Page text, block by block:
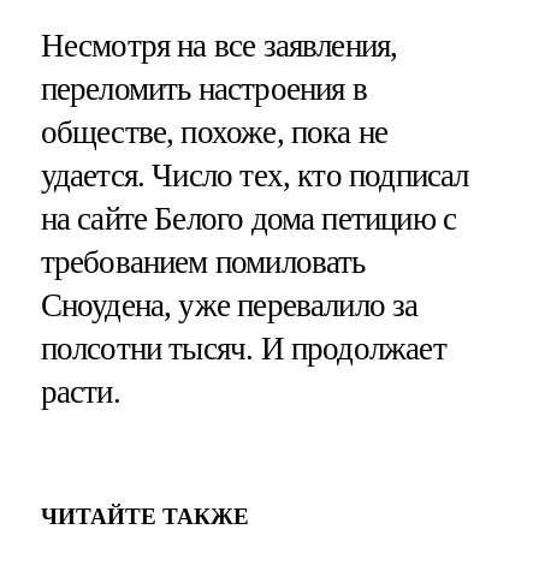
Несмотря на все заявления,
переломить настроения в
обществе, похоже, пока не
удается. Число тех, кто подписал
на сайте Белого дома петицию с
требованием помиловать
Сноудена, уже перевалило за
полсотни тысяч. И продолжает
расти.
ЧИТАЙТЕ ТАКЖЕ